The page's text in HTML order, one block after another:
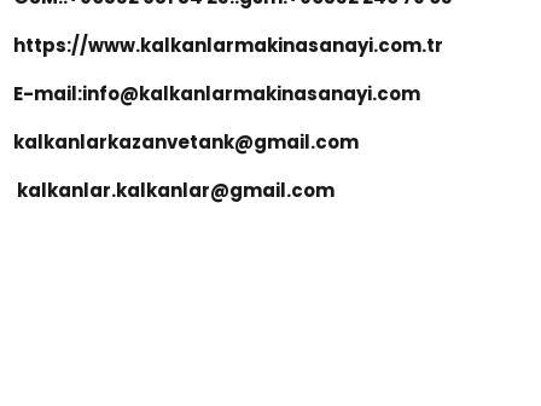
https://www.kalkanlarmakinasanayi.com.tr
E-mail:info@kalkanlarmakinasanayi.com
kalkanlarkazanvetank@gmail.com
kalkanlar.kalkanlar@gmail.com